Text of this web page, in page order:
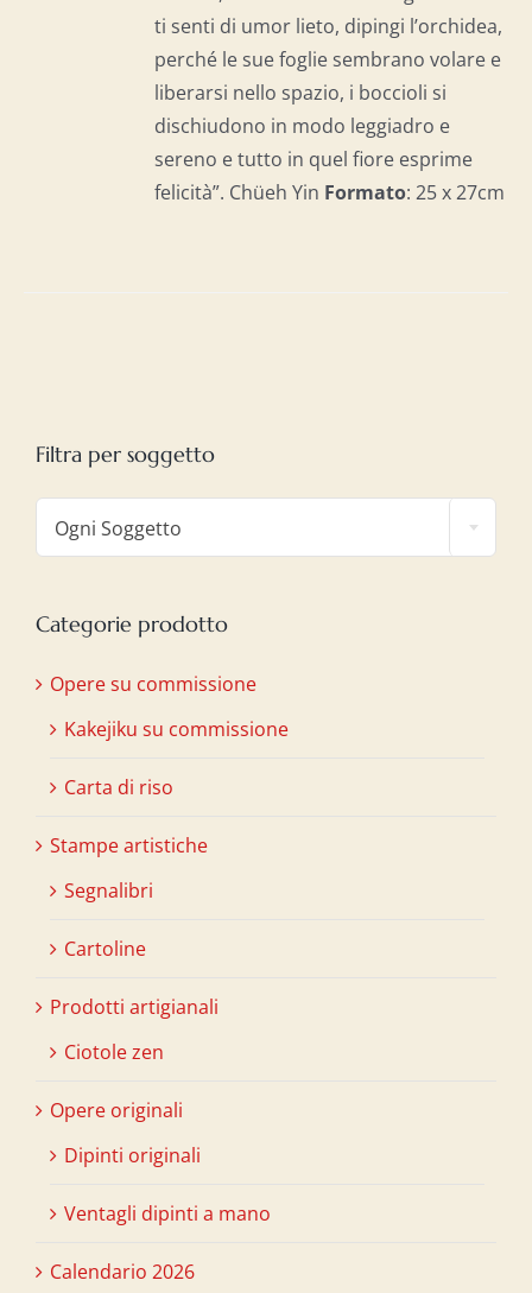
ti senti di umor lieto, dipingi l’orchidea,
perché le sue foglie sembrano volare e
liberarsi nello spazio, i boccioli si
dischiudono in modo leggiadro e
sereno e tutto in quel fiore esprime
felicità”. Chüeh Yin Formato: 25 x 27cm
Filtra per soggetto
Ogni Soggetto
Categorie prodotto
Opere su commissione
Kakejiku su commissione
Carta di riso
Stampe artistiche
Segnalibri
Cartoline
Prodotti artigianali
Ciotole zen
Opere originali
Dipinti originali
Ventagli dipinti a mano
Calendario 2026